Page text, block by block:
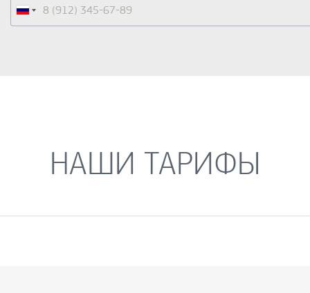
НАШИ ТАРИФЫ